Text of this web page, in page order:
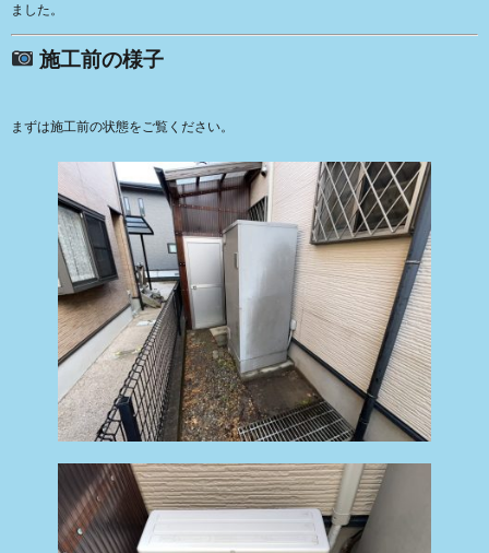
ました。
施工前の様子
まずは施工前の状態をご覧ください。